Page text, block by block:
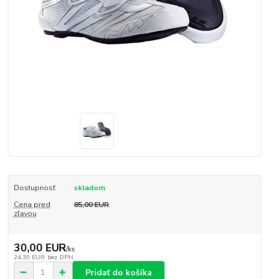
Dostupnosť
skladom
Cena pred
zľavou
85,00 EUR
30,00 EUR/ks
24,39 EUR bez DPH
Pridať do košíka